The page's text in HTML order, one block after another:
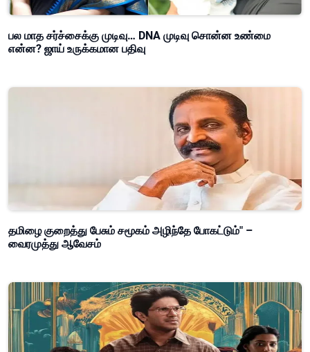
பல மாத சர்ச்சைக்கு முடிவு… DNA முடிவு சொன்ன உண்மை
என்ன? ஜாய் உருக்கமான பதிவு
தமிழை குறைத்து பேசும் சமூகம் அழிந்தே போகட்டும்" –
வைரமுத்து ஆவேசம்